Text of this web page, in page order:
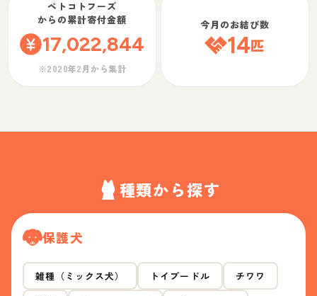
ペトコトフーズ
からの累計寄付金額
17,022,844
※2020年2月から集計
今月のお結び数
14匹
種類から探す
保護犬
雑種（ミックス犬） トイプードル チワワ